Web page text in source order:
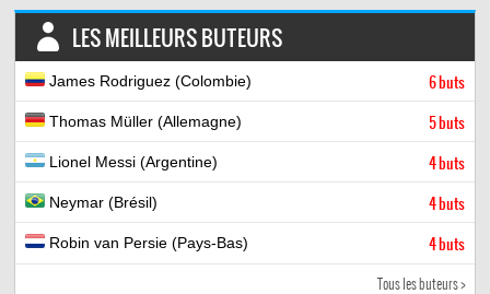
LES MEILLEURS BUTEURS
James Rodriguez (Colombie) 6 buts
Thomas Müller (Allemagne) 5 buts
Lionel Messi (Argentine) 4 buts
Neymar (Brésil) 4 buts
Robin van Persie (Pays-Bas) 4 buts
Tous les buteurs >